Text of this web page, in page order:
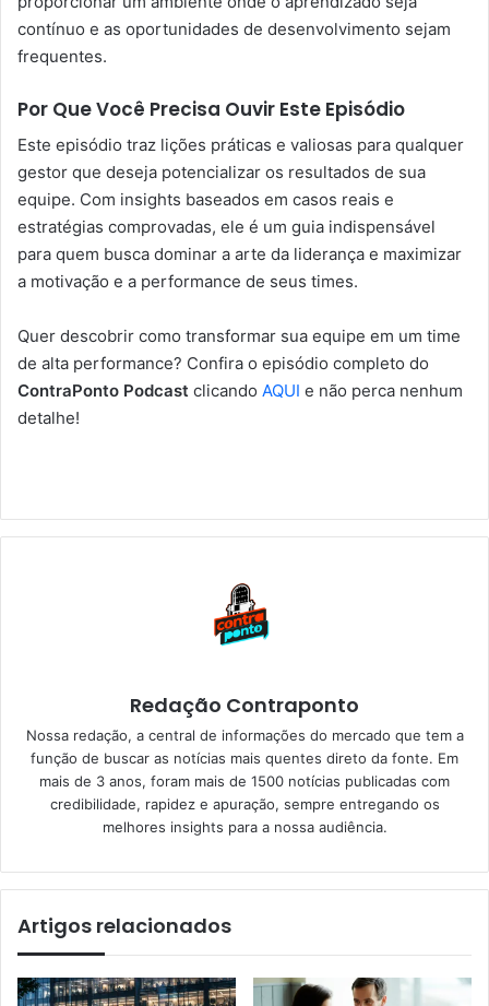
contínuo e as oportunidades de desenvolvimento sejam
frequentes.
Por Que Você Precisa Ouvir Este Episódio
Este episódio traz lições práticas e valiosas para qualquer
gestor que deseja potencializar os resultados de sua
equipe. Com insights baseados em casos reais e
estratégias comprovadas, ele é um guia indispensável
para quem busca dominar a arte da liderança e maximizar
a motivação e a performance de seus times.
Quer descobrir como transformar sua equipe em um time
de alta performance? Confira o episódio completo do
ContraPonto Podcast clicando AQUI e não perca nenhum
detalhe!
Redação Contraponto
Nossa redação, a central de informações do mercado que tem a
função de buscar as notícias mais quentes direto da fonte. Em
mais de 3 anos, foram mais de 1500 notícias publicadas com
credibilidade, rapidez e apuração, sempre entregando os
melhores insights para a nossa audiência.
Artigos relacionados